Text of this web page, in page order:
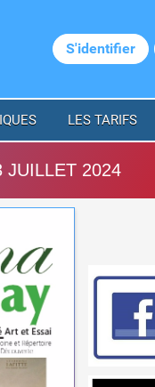
S'identifier
LES TARIFS
JUILLET 2024